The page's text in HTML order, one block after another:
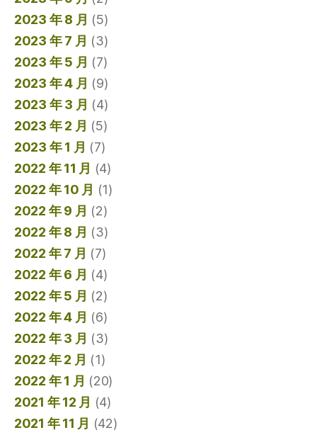
2023 年 8 月 (5)
2023 年 7 月 (3)
2023 年 5 月 (7)
2023 年 4 月 (9)
2023 年 3 月 (4)
2023 年 2 月 (5)
2023 年 1 月 (7)
2022 年 11 月 (4)
2022 年 10 月 (1)
2022 年 9 月 (2)
2022 年 8 月 (3)
2022 年 7 月 (7)
2022 年 6 月 (4)
2022 年 5 月 (2)
2022 年 4 月 (6)
2022 年 3 月 (3)
2022 年 2 月 (1)
2022 年 1 月 (20)
2021 年 12 月 (4)
2021 年 11 月 (42)